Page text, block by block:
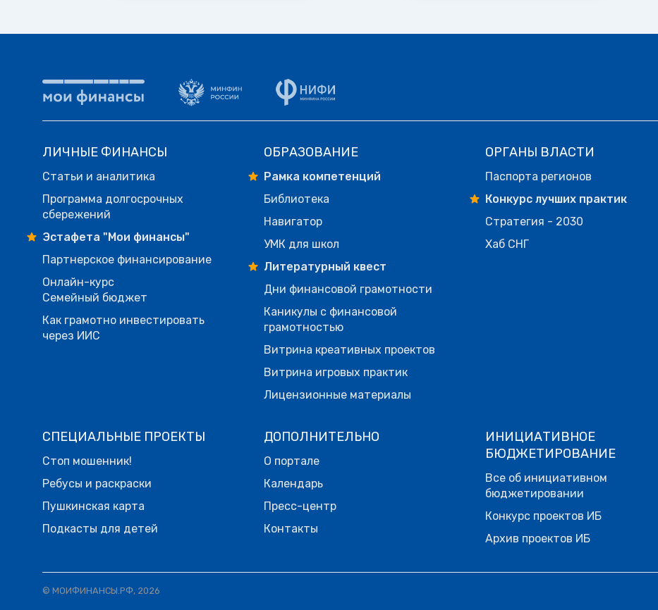
ЛИЧНЫЕ ФИНАНСЫ
Статьи и аналитика
Программа долгосрочных
сбережений
Эстафета "Мои финансы"
Партнерское финансирование
Онлайн-курс
Семейный бюджет
Как грамотно инвестировать
через ИИС
ОБРАЗОВАНИЕ
Рамка компетенций
Библиотека
Навигатор
УМК для школ
Литературный квест
Дни финансовой грамотности
Каникулы с финансовой
грамотностью
Витрина креативных проектов
Витрина игровых практик
Лицензионные материалы
ОРГАНЫ ВЛАСТИ
Паспорта регионов
Конкурс лучших практик
Стратегия - 2030
Хаб СНГ
СПЕЦИАЛЬНЫЕ ПРОЕКТЫ
Стоп мошенник!
Ребусы и раскраски
Пушкинская карта
Подкасты для детей
ДОПОЛНИТЕЛЬНО
О портале
Календарь
Пресс-центр
Контакты
ИНИЦИАТИВНОЕ
БЮДЖЕТИРОВАНИЕ
Все об инициативном
бюджетировании
Конкурс проектов ИБ
Архив проектов ИБ
© МОИФИНАНСЫ.РФ, 2026